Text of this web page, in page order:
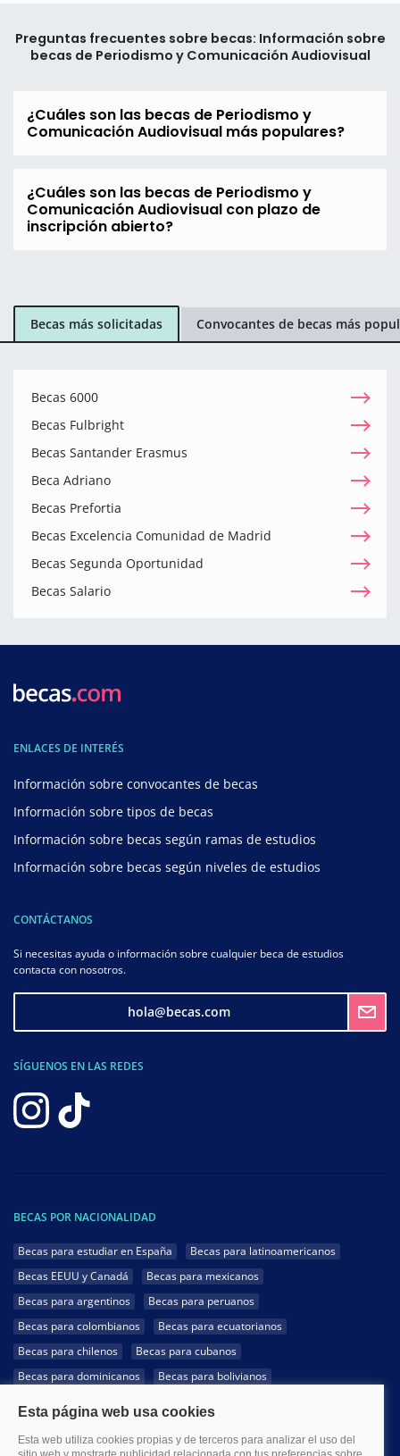
Preguntas frecuentes sobre becas: Información sobre
becas de Periodismo y Comunicación Audiovisual
¿Cuáles son las becas de Periodismo y
Comunicación Audiovisual más populares?
¿Cuáles son las becas de Periodismo y
Comunicación Audiovisual con plazo de
inscripción abierto?
Becas más solicitadas Convocantes de becas más
Becas 6000
Becas Fulbright
Becas Santander Erasmus
Beca Adriano
Becas Prefortia
Becas Excelencia Comunidad de Madrid
Becas Segunda Oportunidad
Becas Salario
ENLACES DE INTERÉS
Información sobre convocantes de becas
Información sobre tipos de becas
Información sobre becas según ramas de estudios
Información sobre becas según niveles de estudios
CONTÁCTANOS
Si necesitas ayuda o información sobre cualquier beca de estudios
contacta con nosotros.
hola@becas.com
SÍGUENOS EN LAS REDES
BECAS POR NACIONALIDAD
Becas para estudiar en España
Becas para latinoamericanos
Becas EEUU y Canadá
Becas para mexicanos
Becas para argentinos
Becas para peruanos
Becas para colombianos
Becas para ecuatorianos
Becas para chilenos
Becas para cubanos
Becas para dominicanos
Becas para bolivianos
Becas para hondureños
Becas para paraguayos